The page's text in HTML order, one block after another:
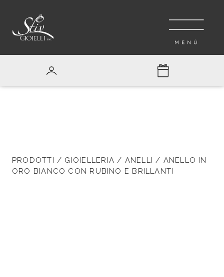
PRODOTTI / GIOIELLERIA / ANELLI / ANELLO IN
ORO BIANCO CON RUBINO E BRILLANTI